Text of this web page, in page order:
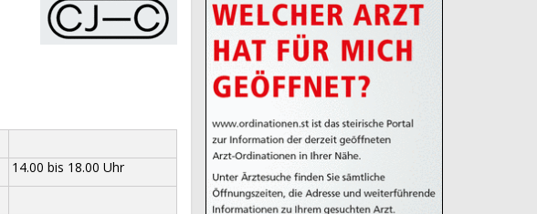
14.00 bis 18.00 Uhr